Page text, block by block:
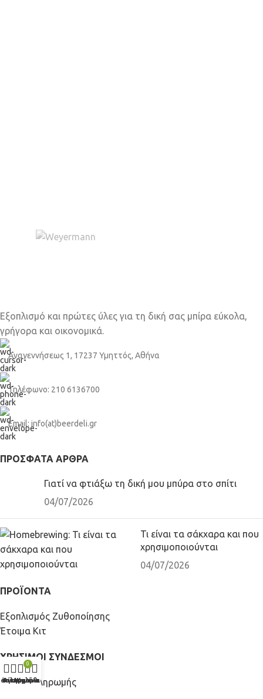
Εξοπλισμό και πρώτες ύλες για τη δική σας μπίρα εύκολα,
γρήγορα και οικονομικά.
Αναγεννήσεως 1, 17237 Υμηττός, Αθήνα
Τηλέφωνο: 210 6136700
Email: info(at)beerdeli.gr
ΠΡΌΣΦΑΤΑ ΆΡΘΡΑ
Γιατί να φτιάξω τη δική μου μπύρα στο σπίτι
04/07/2026
Τι είναι τα σάκχαρα και που
χρησιμοποιούνται
04/07/2026
ΠΡΟΪΟΝΤΑ
Εξοπλισμός Ζυθοποίησης
Έτοιμα Κιτ
ΧΡΗΣΙΜΟΙ ΣΥΝΔΕΣΜΟΙ
Τρόποι πληρωμής
Φίλτρα
Αγαπημένα
0
Καλάθι
Λογαριασμός